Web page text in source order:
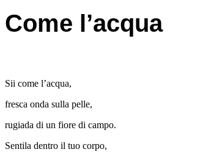
Come l’acqua
Sii come l’acqua,
fresca onda sulla pelle,
rugiada di un fiore di campo.
Sentila dentro il tuo corpo,